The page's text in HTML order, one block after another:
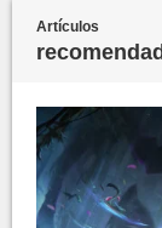
Artículos